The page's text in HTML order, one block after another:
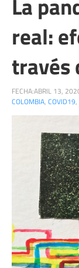
real:
través
FECHA:ABRIL 13,
COLOMBIA, COVID19,